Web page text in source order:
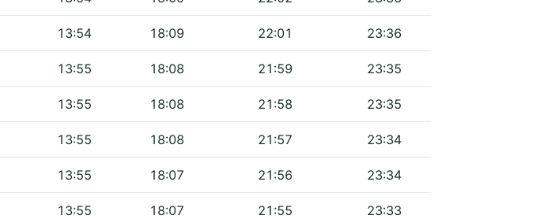
13:54 18:09 22:01 23:36
13:55 18:08 21:59 23:35
13:55 18:08 21:58 23:35
13:55 18:08 21:57 23:34
13:55 18:07 21:56 23:34
13:55 18:07 21:55 23:33